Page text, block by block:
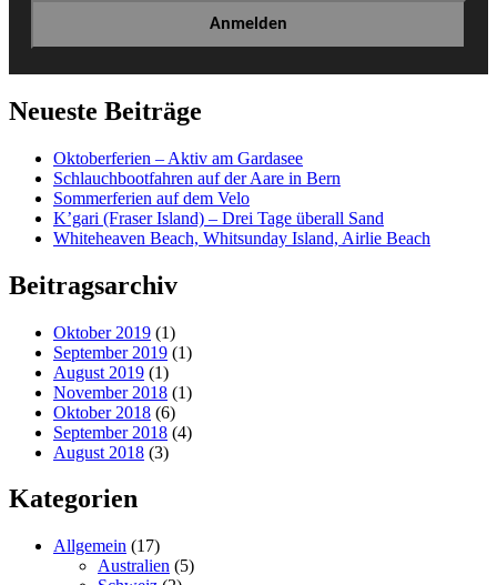
Neueste Beiträge
Oktoberferien – Aktiv am Gardasee
Schlauchbootfahren auf der Aare in Bern
Sommerferien auf dem Velo
K’gari (Fraser Island) – Drei Tage überall Sand
Whiteheaven Beach, Whitsunday Island, Airlie Beach
Beitragsarchiv
Oktober 2019 (1)
September 2019 (1)
August 2019 (1)
November 2018 (1)
Oktober 2018 (6)
September 2018 (4)
August 2018 (3)
Kategorien
Allgemein (17)
Australien (5)